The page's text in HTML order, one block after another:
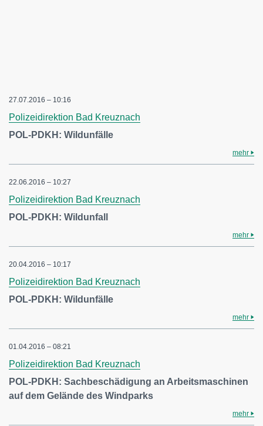
27.07.2016 – 10:16
Polizeidirektion Bad Kreuznach
POL-PDKH: Wildunfälle
mehr
22.06.2016 – 10:27
Polizeidirektion Bad Kreuznach
POL-PDKH: Wildunfall
mehr
20.04.2016 – 10:17
Polizeidirektion Bad Kreuznach
POL-PDKH: Wildunfälle
mehr
01.04.2016 – 08:21
Polizeidirektion Bad Kreuznach
POL-PDKH: Sachbeschädigung an Arbeitsmaschinen
auf dem Gelände des Windparks
mehr